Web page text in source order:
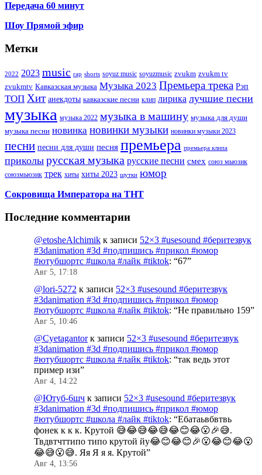
Передача 60 минут
Шоу Прямой эфир
Метки
2022 2023 music rap shorts soyuz music soyuzmusic zvukm zvukm tv
zvukmtv Кавказская музыка Музыка 2023 Премьера трека Рэп
ТОП Хит анекдоты кавказские песни клип лирика лучшие песни
музыка музыка 2022 музыка в машину музыка для души
музыка песни новинка новинки музыки новинки музыки 2023
песни песни для души песня премьера премьера клипа
приколы русская музыка русские песни смех союз мьюзик
союзмьюзик трек хиты хиты 2023 шутки юмор
Сокровища Императора на ТНТ
Последние комментарии
@etosheAlchimik к записи 52×3 #usesound #беритезвук
#3danimation #3d #подпишись #прикол #юмор
#ютубшортс #школа #лайк #tiktok: “67”
Авг 5, 17:18
@lori-5272 к записи 52×3 #usesound #беритезвук
#3danimation #3d #подпишись #прикол #юмор
#ютубшортс #школа #лайк #tiktok: “Не правильно 159”
Авг 5, 10:46
@Cyetagantorк записи 52×3 #usesound #беритезвук
#3danimation #3d #подпишись #прикол #юмор
#ютубшортс #школа #лайк #tiktok: “так ведь этот
пример изи”
Авг 4, 14:22
@Ютуб-6шч к записи 52×3 #usesound #беритезвук
#3danimation #3d #подпишись #прикол #юмор
#ютубшортс #школа #лайк #tiktok: “Ебатаьвбвтвь
фонек к к к. Крутой 😅😂😅😂😅😂😊😂😮🎉😅.
Твдвтчттипо типо крутой йу😂😊😂😊🎉😮😂😊😂😮
😂😅😮😅. Яя Я я я. Крутой”
Авг 4, 13:56